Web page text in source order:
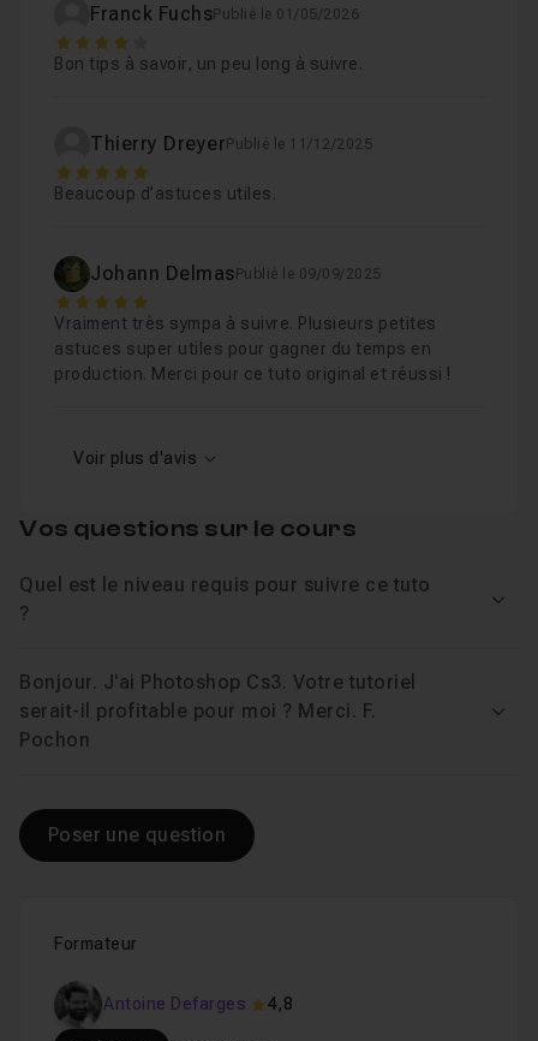
Chapitre 6 : Maniement des outils
Chapitre 8 : Productivité et automatisation
Chapitre 9 : Outils statistiques
Chapitre 10 : Les inclassables 22m12
Franck FuchsPublié le 01/05/2026
4
Bon tips à savoir, un peu long à suivre.
Thierry Dreyer Publié le 11/12/2025
5
Beaucoup d’astuces utiles.
Johann Delmas Publié le 09/09/2025
5
Vraiment très sympa à suivre. Plusieurs petites
astuces super utiles pour gagner du temps en
production. Merci pour ce tuto original et réussi !
Voir plus d'avis
Formateur
Antoine Defarges 4,8
Vos questions sur le cours
Quel est le niveau requis pour suivre ce tuto
?
Bonjour. J'ai Photoshop Cs3. Votre tutoriel
serait-il profitable pour moi ? Merci. F.
Pochon
Poser une question